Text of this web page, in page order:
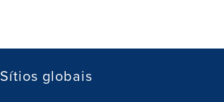
Sítios globais